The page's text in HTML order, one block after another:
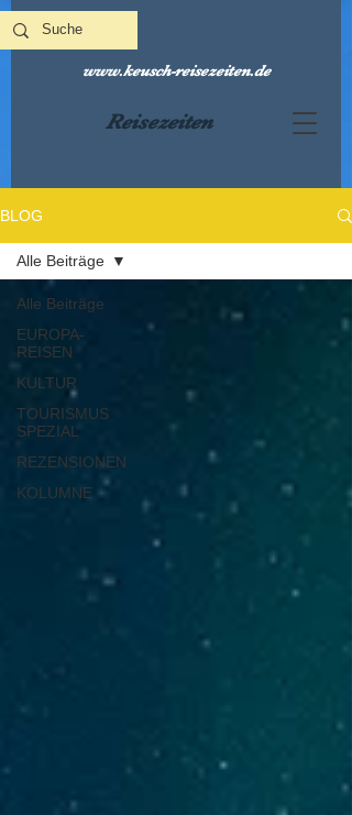
Reisezeiten
www.keusch-reisezeiten.de
BLOG
Alle Beiträge
EUROPA-
REISEN
KULTUR
TOURISMUS
SPEZIAL
REZENSIONEN
KOLUMNE
Alle Beiträge